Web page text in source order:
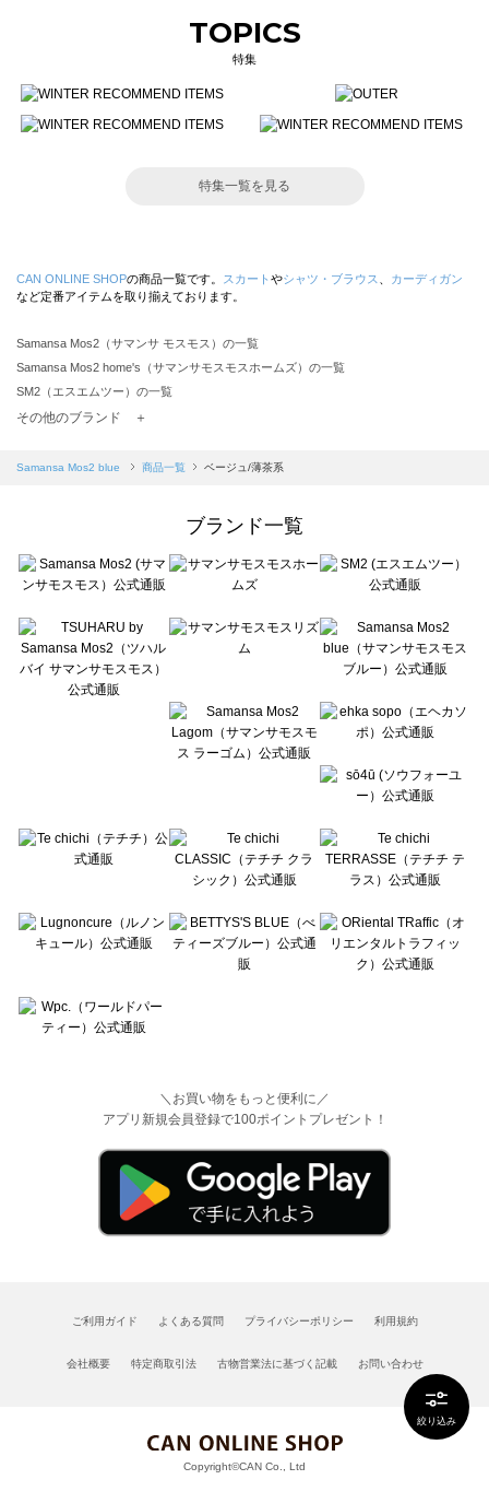
絞り込み
TOPICS
特集
特集一覧を見る
CAN ONLINE SHOPの商品一覧です。 スカート やシャツ・ブラウス
カーディガン
など定番アイテムを取り揃えております。
Samansa Mos2（サマンサ モスモス）の一覧
Samansa Mos2 home's（サマンサモスモスホームズ）の一覧
SM2（エスエムツー）の一覧
TSUHARU by Samansa Mos2（ツハルバイサマンサモスモス）の一覧
Samansa Mos2 blue（サマンサモスモス ブルー）の一覧
Te chichi（テチチ）の一覧
Te chichi CLASSIC（テチチ クラシック）の一覧
Lugnoncure（ルノンキュール）の一覧
BETTY'S BLUE（べティーズブルー）の一覧
Wpc.（ワールドパーティー）の一覧
その他のブランド ＋
Samansa Mos2 blue 商品一覧 ベージュ/薄茶系
ブランド一覧
＼お買い物をもっと便利に／
アプリ新規会員登録で100ポイントプレゼント！
ご利用ガイド よくある質問 プライバシーポリシー 利用規約
会社概要 特定商取引法 古物営業法に基づく記載 お問い合わせ
Copyright©CAN Co., Ltd